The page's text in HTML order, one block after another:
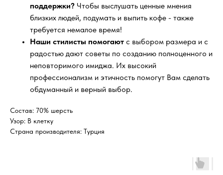
поддержки? Чтобы выслушать ценные мнения
близких людей, подумать и выпить кофе - также
требуется немалое время!
Наши стилисты помогают с выбором размера и с
радостью дают советы по созданию полноценного и
неповторимого имиджа. Их высокий
профессионализм и этичность помогут Вам сделать
обдуманный и верный выбор.
Состав: 70% шерсть
Узор: В клетку
Страна производителя: Турция